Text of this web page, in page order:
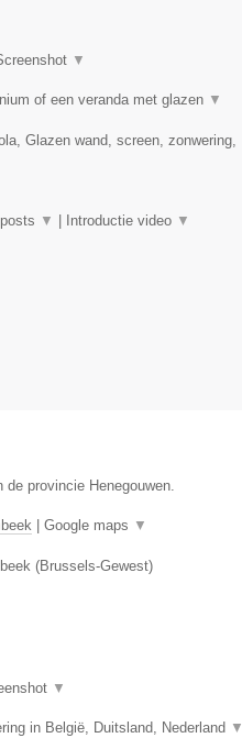
▼
of een veranda met glazen ▼
Glazen wand, screen, zonwering,
▼ Introductie video ▼
provincie Henegouwen.
| Google maps ▼
(Brussels-Gewest)
▼
in België, Duitsland, Nederland ▼